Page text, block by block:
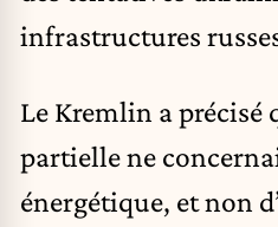
infrastructures
Le Kremlin a précisé
partielle ne
énergétique, et non